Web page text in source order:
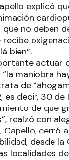
explicó
que no deben
bien”.
actuar
maniobra
de
es decir, 30 de
de que
realzó con
cerró
desde
localidades